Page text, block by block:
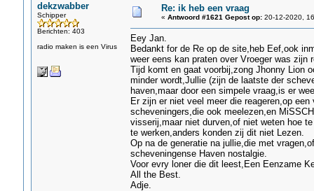
dekzwabber
Schipper
Berichten: 403
radio maken is een Virus
Re: ik heb een vraag
« Antwoord #1621 Gepost op:20-12-2020,
Eey Jan.
Bedankt for de Re op de site,heb Eef,ook
weer eens kan praten over Vroeger was zijn
Tijd komt en gaat voorbij,zong Jhonny Lion
minder wordt,Jullie (zijn de laatste der
haven,maar door een simpele vraag,is er
Er zijn er niet veel meer die reageren,op
scheveningers,die ook meelezen,en
visserij,maar niet durven,of niet weten hoe
te werken,anders konden zij dit niet Lezen.
Op na de generatie na jullie,die met
scheveningense Haven nostalgie.
Voor evry loner die dit leest,Een Eenzame
All the Best.
Adje.